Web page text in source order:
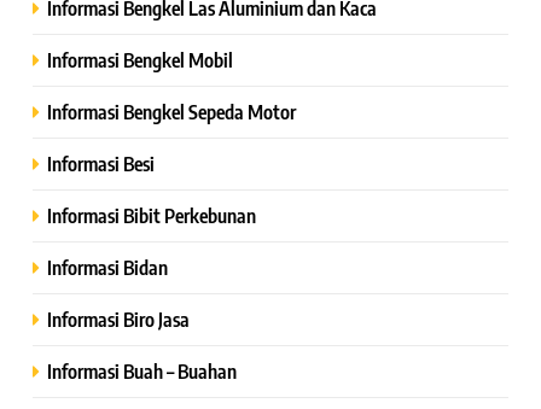
Informasi Bengkel Las Aluminium dan Kaca
Informasi Bengkel Mobil
Informasi Bengkel Sepeda Motor
Informasi Besi
Informasi Bibit Perkebunan
Informasi Bidan
Informasi Biro Jasa
Informasi Buah – Buahan